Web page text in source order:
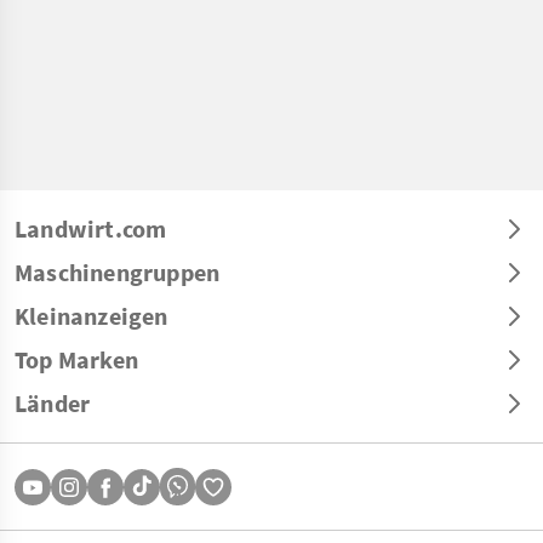
Landwirt.com
Maschinengruppen
Kleinanzeigen
Top Marken
Länder